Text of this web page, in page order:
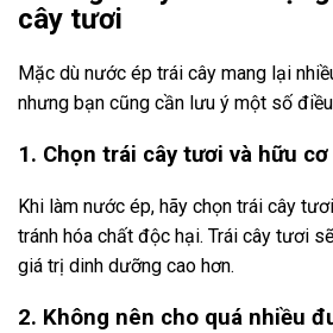
cây tươi
Mặc dù nước ép trái cây mang lại
nhưng bạn cũng cần lưu ý một số
1. Chọn trái cây tươi và hữu cơ
Khi làm nước ép, hãy chọn trái cây
tránh hóa chất độc hại. Trái cây tươi
giá trị dinh dưỡng cao hơn.
2. Không nên cho quá nhiều